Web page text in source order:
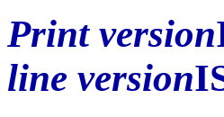
Print version
line version